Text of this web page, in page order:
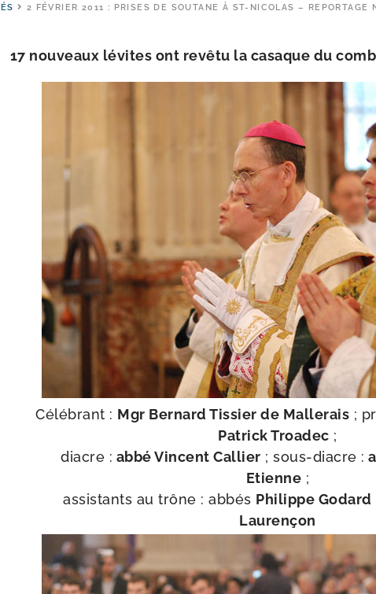
2 FÉVRIER 2011 : PRISES DE SOUTANE À ST-NICOLAS – REPORTAGE
17 nou­veaux lévites ont revê­tu la casaque du
Célébrant : Mgr Bernard Tissier de Mallerais ;
Patrick Troadec ;
diacre : abbé Vincent Callier ; sous-​diacre :
Etienne ;
assis­tants au trône : abbés Philippe Godard
Laurençon